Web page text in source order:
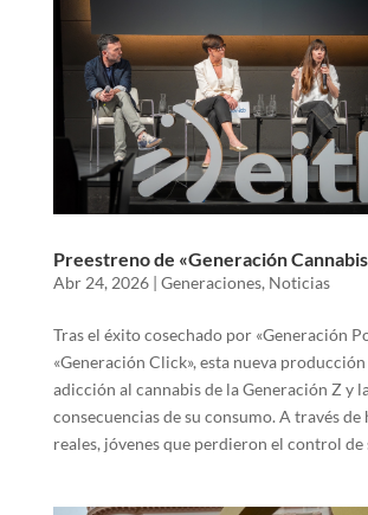
Preestreno de «Generación
Abr 24, 2026| Generaciones, Noticias
Tras el éxito cosechado por «Generación
«Generación Click», esta nueva
adicción al cannabis de la Generación Z y
consecuencias de su consumo. A través
reales, jóvenes que perdieron el control de